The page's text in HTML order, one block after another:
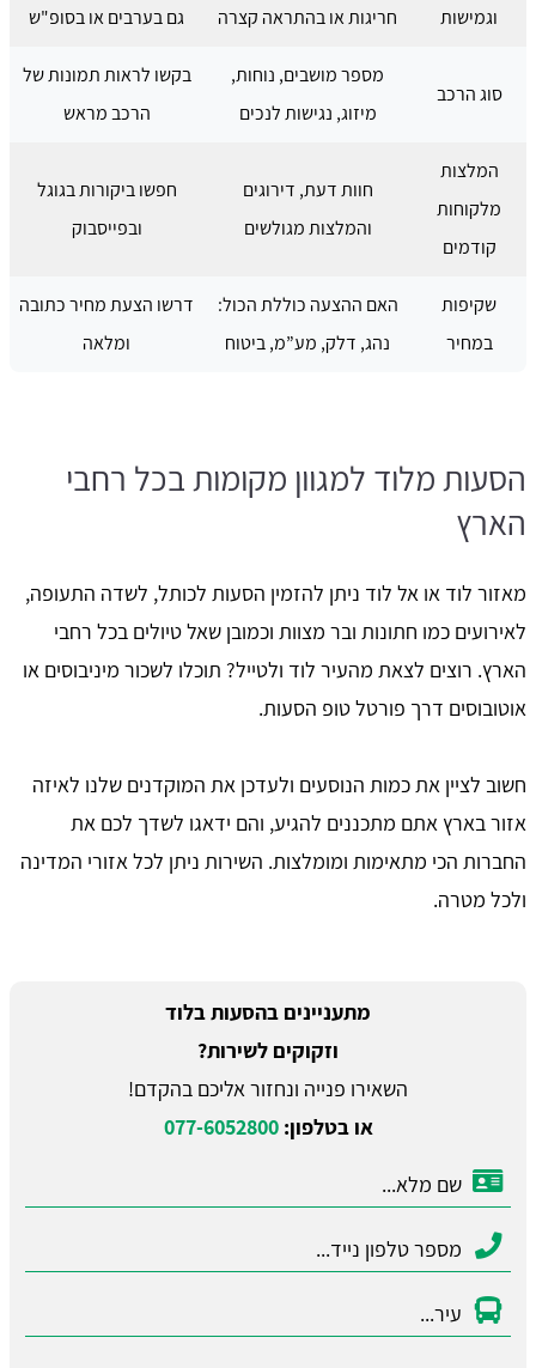
וגמישות
חריגות או בהתראה קצרה
גם בערבים או בסופ"ש
סוג הרכב
מספר מושבים, נוחות,
מיזוג, נגישות לנכים
בקשו לראות תמונות של
הרכב מראש
המלצות
מלקוחות
קודמים
חוות דעת, דירוגים
והמלצות מגולשים
חפשו ביקורות בגוגל
ובפייסבוק
שקיפות
במחיר
האם ההצעה כוללת הכול:
נהג, דלק, מע”מ, ביטוח
דרשו הצעת מחיר כתובה
ומלאה
הסעות מלוד למגוון מקומות בכל רחבי
הארץ
מאזור לוד או אל לוד ניתן להזמין הסעות לכותל, לשדה התעופה,
לאירועים כמו חתונות ובר מצוות וכמובן שאל טיולים בכל רחבי
הארץ. רוצים לצאת מהעיר לוד ולטייל? תוכלו לשכור מיניבוסים או
אוטובוסים דרך פורטל טופ הסעות.
חשוב לציין את כמות הנוסעים ולעדכן את המוקדנים שלנו לאיזה
אזור בארץ אתם מתכננים להגיע, והם ידאגו לשדך לכם את
החברות הכי מתאימות ומומלצות. השירות ניתן לכל אזורי המדינה
ולכל מטרה.
מתעניינים בהסעות בלוד
וזקוקים לשירות?
השאירו פנייה ונחזור אליכם בהקדם!
או בטלפון:077-6052800